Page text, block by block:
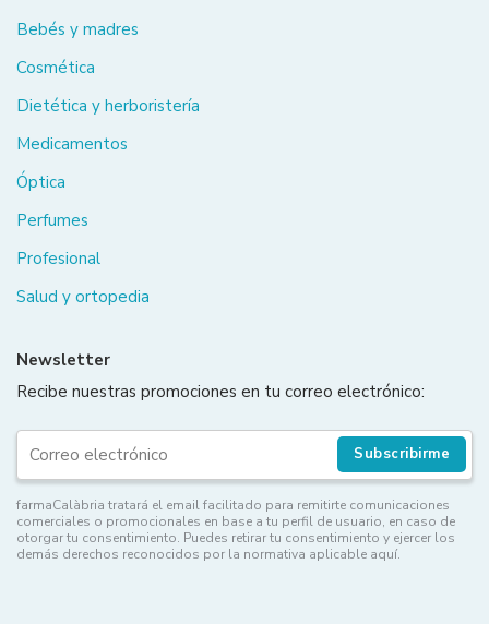
Bebés y madres
Cosmética
Dietética y herboristería
Medicamentos
Óptica
Perfumes
Profesional
Salud y ortopedia
Newsletter
Recibe nuestras promociones en tu correo electrónico:
Subscribirme
farmaCalàbria tratará el email facilitado para remitirte comunicaciones
comerciales o promocionales en base a tu perfil de usuario, en caso de
otorgar tu consentimiento. Puedes retirar tu consentimiento y ejercer los
demás derechos reconocidos por la normativa aplicable aquí.